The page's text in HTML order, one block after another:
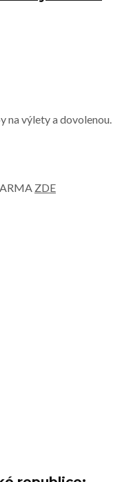
na výlety a dovolenou.
ZDE